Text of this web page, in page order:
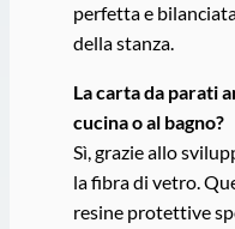
perfetta e
della stanza.
La carta da parati
cucina o al bagno?
Sì, grazie allo
la fibra di vetro.
resine protettive